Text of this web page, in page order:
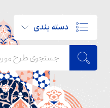
دسته بندی